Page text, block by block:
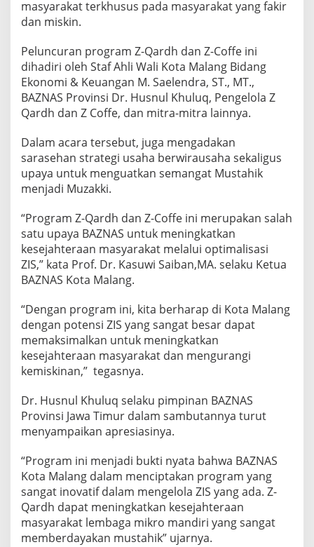
R
U
L
H
A
S
A
(
Z
-
Q
D
U
L
H
A
N
)
D
A
C
O
F
F
E
masyarakat terkhusus pada masyarakat yang fakir
dan miskin.
Peluncuran program Z-Qardh dan Z-Coffe ini
dihadiri oleh Staf Ahli Wali Kota Malang Bidang
Ekonomi & Keuangan M. Saelendra, ST., MT.,
BAZNAS Provinsi Dr. Husnul Khuluq, Pengelola Z
Qardh dan Z Coffe, dan mitra-mitra lainnya.
Dalam acara tersebut, juga mengadakan
sarasehan strategi usaha berwirausaha sekaligus
upaya untuk menguatkan semangat Mustahik
menjadi Muzakki.
“Program Z-Qardh dan Z-Coffe ini merupakan salah
satu upaya BAZNAS untuk meningkatkan
kesejahteraan masyarakat melalui optimalisasi
ZIS,” kata Prof. Dr. Kasuwi Saiban,MA. selaku Ketua
BAZNAS Kota Malang.
“Dengan program ini, kita berharap di Kota Malang
dengan potensi ZIS yang sangat besar dapat
memaksimalkan untuk meningkatkan
kesejahteraan masyarakat dan mengurangi
kemiskinan,” tegasnya.
Dr. Husnul Khuluq selaku pimpinan BAZNAS
Provinsi Jawa Timur dalam sambutannya turut
menyampaikan apresiasinya.
“Program ini menjadi bukti nyata bahwa BAZNAS
Kota Malang dalam menciptakan program yang
sangat inovatif dalam mengelola ZIS yang ada. Z-
Qardh dapat meningkatkan kesejahteraan
masyarakat lembaga mikro mandiri yang sangat
memberdayakan mustahik” ujarnya.